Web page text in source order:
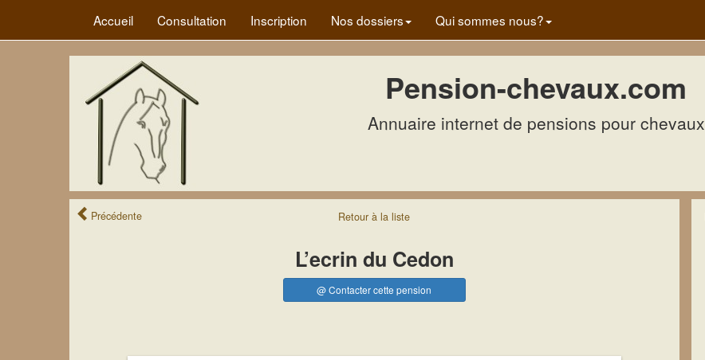
Accueil Consultation Inscription Nos dossiers Qui sommes nous?
Pension-chevaux.com
Annuaire internet de pensions pour chevaux
Précédente Retourà laliste
L’ecrin du Cedon
@ Contacter cette pension